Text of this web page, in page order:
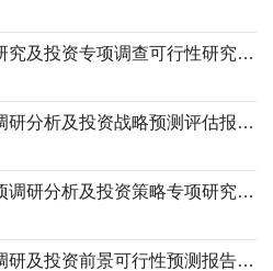
中国高纯乙硼烷行业市场研究及投资专项调查可行性研究报告(2021定制版)
中国高纯多晶硅行业专项调研分析及投资战略预测评估报告(2021定制版)
中国煤制烯烃行业市场专项调研分析及投资策略专项研究预测报告(2021定制版)
中国煤制乙二醇市场专项调研及投资前景可行性预测报告(2021定制版)